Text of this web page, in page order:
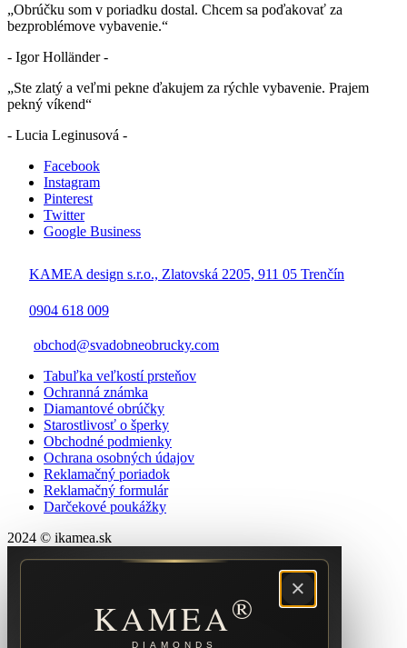
„Obrúčku som v poriadku dostal. Chcem sa poďakovať za
bezproblémove vybavenie.“
- Igor Holländer -
„Ste zlatý a veľmi pekne ďakujem za rýchle vybavenie. Prajem
pekný víkend“
- Lucia Leginusová -
Facebook
Instagram
Pinterest
Twitter
Google Business
KAMEA design s.r.o., Zlatovská 2205, 911 05 Trenčín
0904 618 009
obchod@svadobneobrucky.com
Tabuľka veľkostí prsteňov
Ochranná známka
Diamantové obrúčky
Starostlivosť o šperky
Obchodné podmienky
Ochrana osobných údajov
Reklamačný poriadok
Reklamačný formulár
Darčekové poukážky
2024 © ikamea.sk
×
KAMEA®
DIAMONDS